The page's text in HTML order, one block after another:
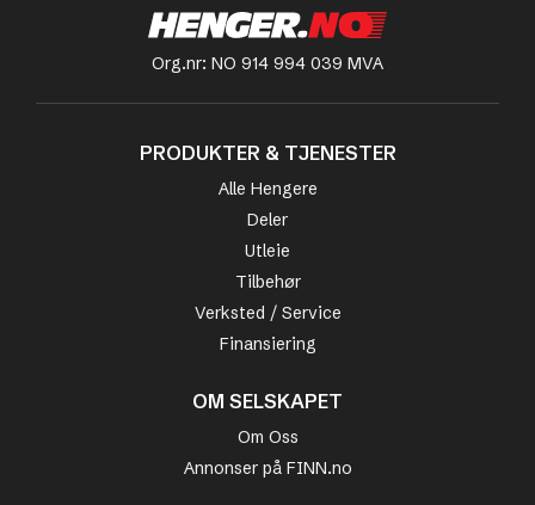
Org.nr: NO 914 994 039 MVA
PRODUKTER & TJENESTER
Alle Hengere
Deler
Utleie
Tilbehør
Verksted / Service
Finansiering
OM SELSKAPET
Om Oss
Annonser på FINN.no